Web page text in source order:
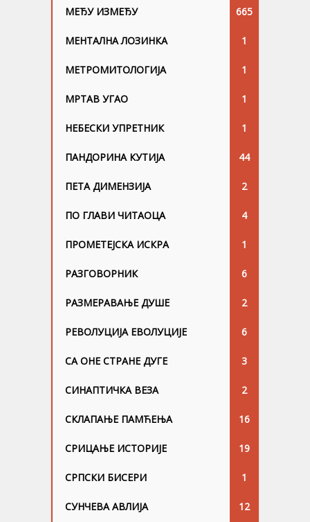
МЕЂУ ИЗМЕЂУ 665
МЕНТАЛНА ЛОЗИНКА 1
МЕТРОМИТОЛОГИЈА 1
МРТАВ УГАО 1
НЕБЕСКИ УПРЕТНИК 1
ПАНДОРИНА КУТИЈА 44
ПЕТА ДИМЕНЗИЈА 2
ПО ГЛАВИ ЧИТАОЦА 4
ПРОМЕТЕЈСКА ИСКРА 1
РАЗГОВОРНИК 6
РАЗМЕРАВАЊЕ ДУШЕ 2
РЕВОЛУЦИЈА ЕВОЛУЦИЈЕ 6
СА ОНЕ СТРАНЕ ДУГЕ 3
СИНАПТИЧКА ВЕЗА 2
СКЛАПАЊЕ ПАМЋЕЊА 16
СРИЦАЊЕ ИСТОРИЈЕ 19
СРПСКИ БИСЕРИ 1
СУНЧЕВА АВЛИЈА 12